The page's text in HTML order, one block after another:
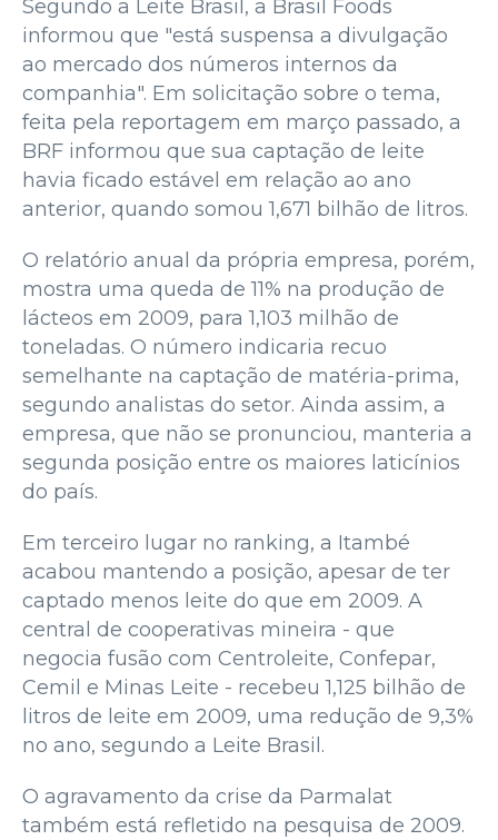
Segundo a Leite Brasil, a Brasil Foods
informou que "está suspensa a divulgação
ao mercado dos números internos da
companhia". Em solicitação sobre o tema,
feita pela reportagem em março passado, a
BRF informou que sua captação de leite
havia ficado estável em relação ao ano
anterior, quando somou 1,671 bilhão de litros.
O relatório anual da própria empresa, porém,
mostra uma queda de 11% na produção de
lácteos em 2009, para 1,103 milhão de
toneladas. O número indicaria recuo
semelhante na captação de matéria-prima,
segundo analistas do setor. Ainda assim, a
empresa, que não se pronunciou, manteria a
segunda posição entre os maiores laticínios
do país.
Em terceiro lugar no ranking, a Itambé
acabou mantendo a posição, apesar de ter
captado menos leite do que em 2009. A
central de cooperativas mineira - que
negocia fusão com Centroleite, Confepar,
Cemil e Minas Leite - recebeu 1,125 bilhão de
litros de leite em 2009, uma redução de 9,3%
no ano, segundo a Leite Brasil.
O agravamento da crise da Parmalat
também está refletido na pesquisa de 2009.